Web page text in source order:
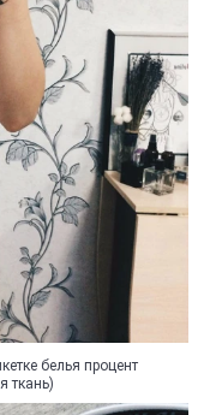
белья процент
ткань)